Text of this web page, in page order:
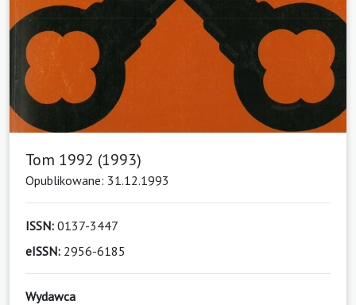
Tom 1992 (1993)
Opublikowane: 31.12.1993
ISSN: 0137-3447
eISSN: 2956-6185
Wydawca